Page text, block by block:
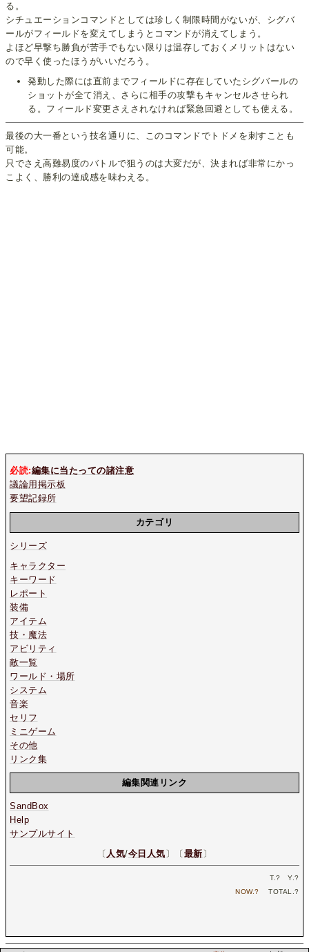
る。
シチュエーションコマンドとしては珍しく制限時間がないが、シグバ
ールがフィールドを変えてしまうとコマンドが消えてしまう。
よほど早撃ち勝負が苦手でもない限りは温存しておくメリットはない
ので早く使ったほうがいいだろう。
発動した際には直前までフィールドに存在していたシグバールの
ショットが全て消え、さらに相手の攻撃もキャンセルさせられ
る。フィールド変更さえされなければ緊急回避としても使える。
最後の大一番という技名通りに、このコマンドでトドメを刺すことも
可能。
只でさえ高難易度のバトルで狙うのは大変だが、決まれば非常にかっ
こよく、勝利の達成感を味わえる。
必読:編集に当たっての諸注意
議論用掲示板
要望記録所
カテゴリ
シリーズ
キャラクター
キーワード
レポート
装備
アイテム
技・魔法
アビリティ
敵一覧
ワールド・場所
システム
音楽
セリフ
ミニゲーム
その他
リンク集
編集関連リンク
SandBox
Help
サンプルサイト
〔 人気/今日人気 〕〔 最新 〕
T.? Y.?
NOW.? TOTAL.?